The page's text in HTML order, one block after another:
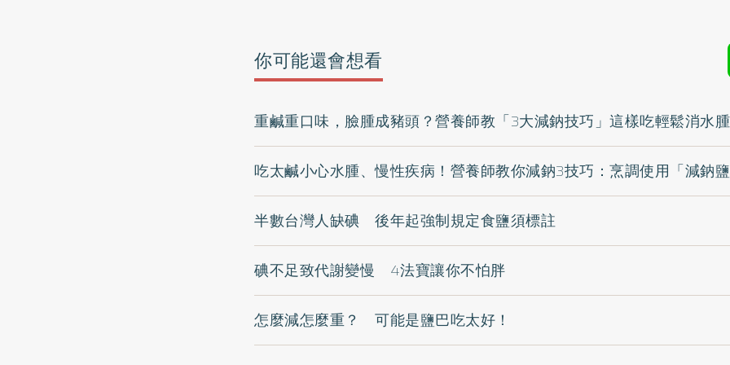
你可能還會想看
重鹹重口味，臉腫成豬頭？營養師教「3大減鈉技巧」這樣吃輕鬆消水腫
吃太鹹小心水腫、慢性疾病！營養師教你減鈉3技巧：烹調使用「減鈉
半數台灣人缺碘 後年起強制規定食鹽須標註
碘不足致代謝變慢 4法寶讓你不怕胖
怎麼減怎麼重？ 可能是鹽巴吃太好！